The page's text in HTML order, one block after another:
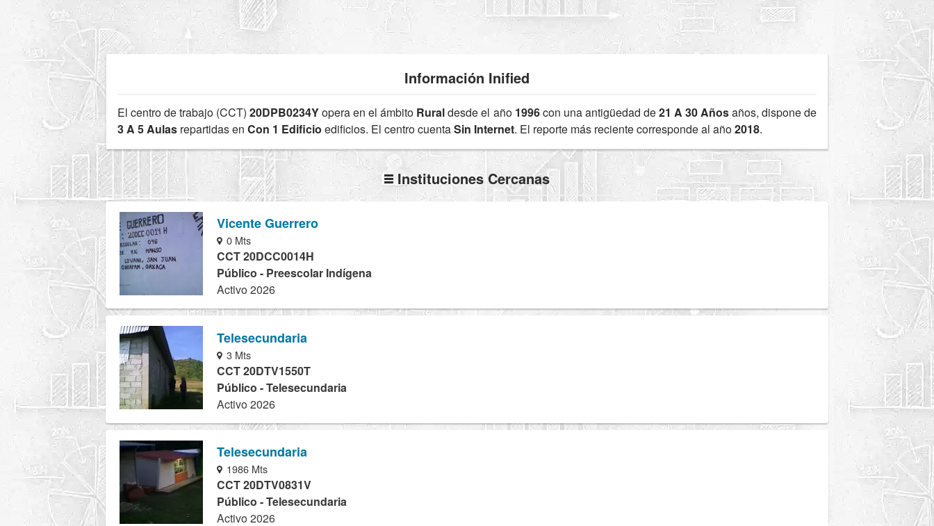
Información Inified
El centro de trabajo (CCT)20DPB0234Yopera en el ámbito Ruraldesde el año 1996con una antigüedad de21 A 30 Añosaños, dispone de
3 A 5 Aulas repartidas en Con 1 Edificio edificios. El centro cuentaSin Internet. El reporte más reciente corresponde al año2018.
Instituciones Cercanas
Vicente Guerrero
0 Mts
CCT 20DCC0014H
Público - Preescolar Indígena
Activo 2026
Telesecundaria
3 Mts
CCT 20DTV1550T
Público - Telesecundaria
Activo 2026
Telesecundaria
1986 Mts
CCT 20DTV0831V
Público - Telesecundaria
Activo 2026